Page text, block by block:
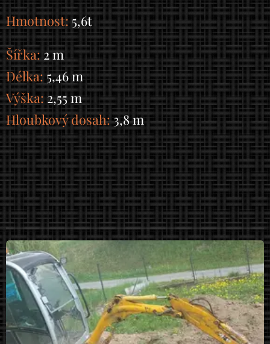
Hmotnost:5,6t
Šířka:2 m
Délka: 5,46 m
Výška:2,55 m
Hloubkový dosah:3,8 m